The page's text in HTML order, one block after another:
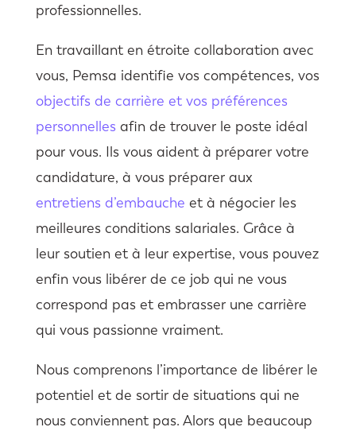
professionnelles.
En travaillant en étroite collaboration avec
vous, Pemsa identifie vos compétences, vos
objectifs de carrière et vos préférences
personnelles afin de trouver le poste idéal
pour vous. Ils vous aident à préparer votre
candidature, à vous préparer aux
entretiens d’embauche et à négocier les
meilleures conditions salariales. Grâce à
leur soutien et à leur expertise, vous pouvez
enfin vous libérer de ce job qui ne vous
correspond pas et embrasser une carrière
qui vous passionne vraiment.
Nous comprenons l’importance de libérer le
potentiel et de sortir de situations qui ne
nous conviennent pas. Alors que beaucoup